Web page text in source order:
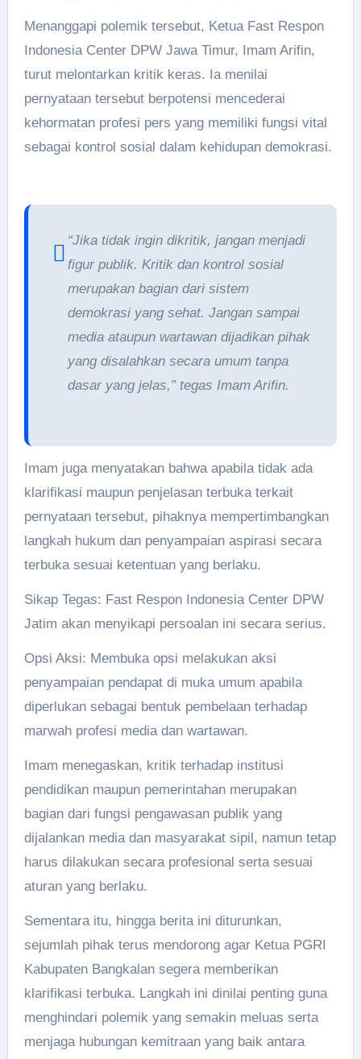
Menanggapi polemik tersebut, Ketua Fast Respon
Indonesia Center DPW Jawa Timur, Imam Arifin,
turut melontarkan kritik keras. Ia menilai
pernyataan tersebut berpotensi mencederai
kehormatan profesi pers yang memiliki fungsi vital
sebagai kontrol sosial dalam kehidupan demokrasi.
“Jika tidak ingin dikritik, jangan menjadi
figur publik. Kritik dan kontrol sosial
merupakan bagian dari sistem
demokrasi yang sehat. Jangan sampai
media ataupun wartawan dijadikan pihak
yang disalahkan secara umum tanpa
dasar yang jelas,” tegas Imam Arifin.
Imam juga menyatakan bahwa apabila tidak ada
klarifikasi maupun penjelasan terbuka terkait
pernyataan tersebut, pihaknya mempertimbangkan
langkah hukum dan penyampaian aspirasi secara
terbuka sesuai ketentuan yang berlaku.
Sikap Tegas: Fast Respon Indonesia Center DPW
Jatim akan menyikapi persoalan ini secara serius.
Opsi Aksi: Membuka opsi melakukan aksi
penyampaian pendapat di muka umum apabila
diperlukan sebagai bentuk pembelaan terhadap
marwah profesi media dan wartawan.
Imam menegaskan, kritik terhadap institusi
pendidikan maupun pemerintahan merupakan
bagian dari fungsi pengawasan publik yang
dijalankan media dan masyarakat sipil, namun tetap
harus dilakukan secara profesional serta sesuai
aturan yang berlaku.
Sementara itu, hingga berita ini diturunkan,
sejumlah pihak terus mendorong agar Ketua PGRI
Kabupaten Bangkalan segera memberikan
klarifikasi terbuka. Langkah ini dinilai penting guna
menghindari polemik yang semakin meluas serta
menjaga hubungan kemitraan yang baik antara